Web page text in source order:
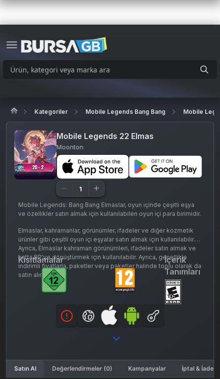
Kategoriler Mobile Legends Bang Bang Mobile
Mobile Legends 22 Elmas
Moonton
Mobile Legends: Bang Bang Elmaslar, oyun içinde çeşitli eşya
ve özellikler satın almak için kullanılabilen oyun içi para birimidir.
Elmaslar, kahramanlar, görünümler, ifadeler ve diğer kozmetik
ürünler gibi çeşitli oyun içi eşyalar satın almak için kullanılabilir.
Ayrıca, Elmaslar kahraman görünümleri, ifadeler satın almak ve
hatta BP'ye dönüştürmek için kullanılabilir. Ayrıca, genellikle
indirimli fiyatlarla, paketler veya paketler halinde toplu olarak da
satın alınabilirler.
Kısıtlamalar
İçerik
Tanımları
Satın Al Değerlendirmeler (0) Kampanyalar İptal & İade